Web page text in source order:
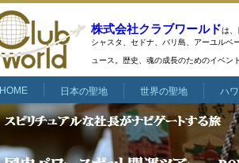
株式会社クラブワールドは、
シャスタ、 セドナ、バリ島、アーユルベ
ュース。歴史、魂の成長のためのイベン
HOME 日本の聖地 世界の聖地 ハ